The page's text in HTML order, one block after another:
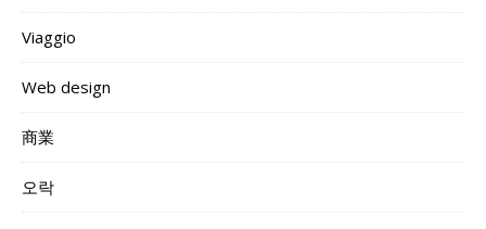
Viaggio
Web design
商業
오락